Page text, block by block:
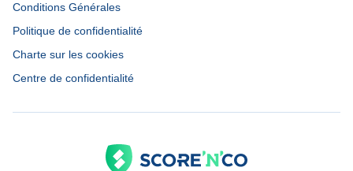
Conditions Générales
Politique de confidentialité
Charte sur les cookies
Centre de confidentialité